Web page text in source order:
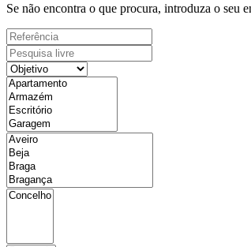
Se não encontra o que procura, introduza o seu